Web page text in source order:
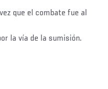
que el combate fue al
la vía de la sumisión.